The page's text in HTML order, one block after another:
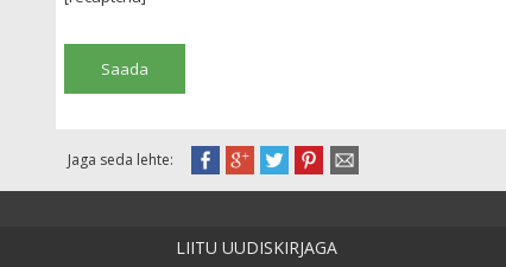
Jaga seda lehte:
LIITU UUDISKIRJAGA